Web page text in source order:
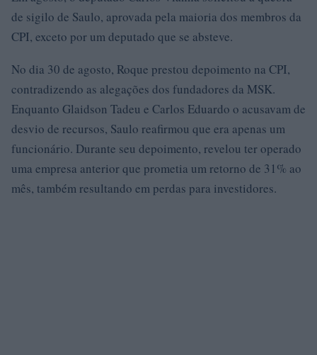
de sigilo de Saulo, aprovada pela maioria dos membros da
CPI, exceto por um deputado que se absteve.
No dia 30 de agosto, Roque prestou depoimento na CPI,
contradizendo as alegações dos fundadores da MSK.
Enquanto Glaidson Tadeu e Carlos Eduardo o acusavam de
desvio de recursos, Saulo reafirmou que era apenas um
funcionário. Durante seu depoimento, revelou ter operado
uma empresa anterior que prometia um retorno de 31% ao
mês, também resultando em perdas para investidores.